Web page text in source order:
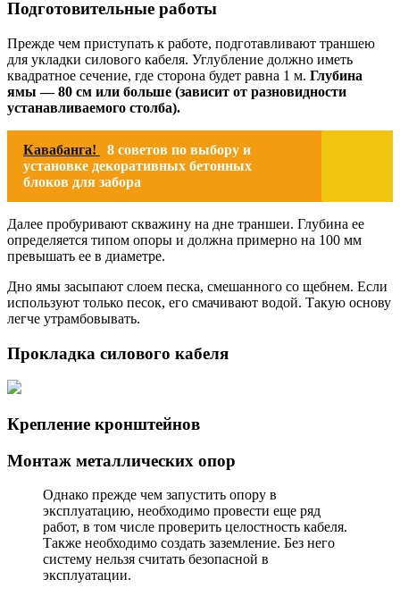
Подготовительные работы
Прежде чем приступать к работе, подготавливают траншею
для укладки силового кабеля. Углубление должно иметь
квадратное сечение, где сторона будет равна 1 м. Глубина
ямы — 80 см или больше (зависит от разновидности
устанавливаемого столба).
Кавабанга!
8 советов по выбору и
установке декоративных бетонных
блоков для забора
Далее пробуривают скважину на дне траншеи. Глубина ее
определяется типом опоры и должна примерно на 100 мм
превышать ее в диаметре.
Дно ямы засыпают слоем песка, смешанного со щебнем. Если
используют только песок, его смачивают водой. Такую основу
легче утрамбовывать.
Прокладка силового кабеля
Крепление кронштейнов
Монтаж металлических опор
Однако прежде чем запустить опору в
эксплуатацию, необходимо провести еще ряд
работ, в том числе проверить целостность кабеля.
Также необходимо создать заземление. Без него
систему нельзя считать безопасной в
эксплуатации.